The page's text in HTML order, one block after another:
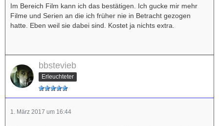
Im Bereich Film kann ich das bestätigen. Ich gucke mir mehr
Filme und Serien an die ich früher nie in Betracht gezogen
hatte. Eben weil sie dabei sind. Kostet ja nichts extra.
bbstevieb
Erleuchteter
1. März 2017 um 16:44